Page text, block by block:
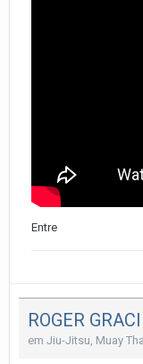
Entre
ROGER
em Jiu-Jitsu, Muay